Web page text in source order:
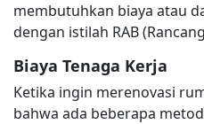
membutuhkan biaya atau
dengan istilah RAB
Biaya Tenaga Kerja
Ketika ingin merenovasi
bahwa ada beberapa